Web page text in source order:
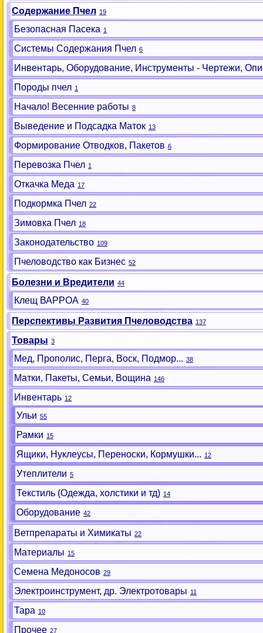
Содержание Пчел 19
Безопасная Пасека 1
Системы Содержания Пчел 6
Инвентарь, Оборудование, Инструменты - Чертежи,
Породы пчел 1
Начало! Весенние работы 8
Выведение и Подсадка Маток 13
Формирование Отводков, Пакетов 6
Перевозка Пчел 1
Откачка Меда 17
Подкормка Пчел 22
Зимовка Пчел 18
Законодательство 109
Пчеловодство как Бизнес 52
Болезни и Вредители 44
Клещ ВАРРОА 40
Перспективы Развития Пчеловодства 137
Товары 3
Мед, Прополис, Перга, Воск, Подмор... 38
Матки, Пакеты, Семьи, Вощина 146
Инвентарь 12
Ульи 55
Рамки 15
Ящики, Нуклеусы, Переноски, Кормушки... 12
Утеплители 5
Текстиль (Одежда, холстики и тд) 14
Оборудование 42
Ветпрепараты и Химикаты 22
Материалы 15
Семена Медоносов 29
Электроинструмент, др. Электротовары 11
Тара 10
Прочее 27